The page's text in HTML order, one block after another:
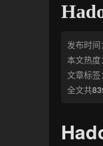
发布时
本文热度：
文章标签：
全文共